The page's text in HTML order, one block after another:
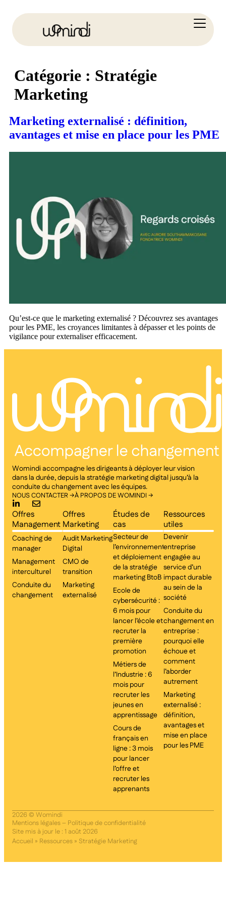
Catégorie : Stratégie
Marketing
Marketing externalisé : définition,
avantages et mise en place pour les PME
Qu’est-ce que le marketing externalisé ? Découvrez ses avantages
pour les PME, les croyances limitantes à dépasser et les points de
vigilance pour externaliser efficacement.
Womindi accompagne les dirigeants à déployer leur vision
dans la durée, depuis la stratégie marketing digital jusqu’à la
conduite du changement avec les équipes.
NOUS CONTACTER →À PROPOS DE WOMINDI →
Offres
Management
Coaching de
manager
Management
interculturel
Conduite du
changement
Offres
Marketing
Audit Marketing
Digital
CMO de
transition
Marketing
externalisé
Études de
cas
Secteur de
l’environnement
et déploiement
de la stratégie
marketing BtoB
Ecole de
cybersécurité :
6 mois pour
lancer l’école et
recruter la
première
promotion
Métiers de
l’Industrie : 6
mois pour
recruter les
jeunes en
apprentissage
Cours de
français en
ligne : 3 mois
pour lancer
l’offre et
recruter les
apprenants
Ressources
utiles
Devenir
entreprise
engagée au
service d’un
impact durable
au sein de la
société
Conduite du
changement en
entreprise :
pourquoi elle
échoue et
comment
l’aborder
autrement
Marketing
externalisé :
définition,
avantages et
mise en place
pour les PME
2026 © Womindi
Mentions légales– Politique de confidentialité
Site mis à jour le : 1 août 2026
Accueil » Ressources » Stratégie Marketing